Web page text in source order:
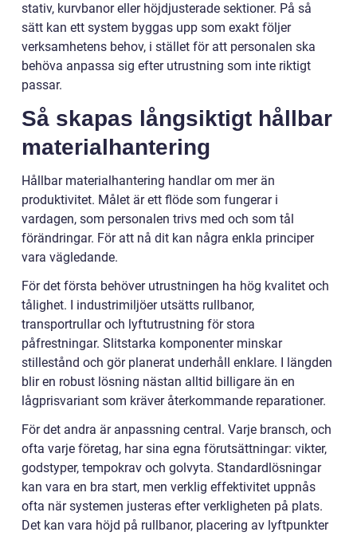
stativ, kurvbanor eller höjdjusterade sektioner. På så
sätt kan ett system byggas upp som exakt följer
verksamhetens behov, i stället för att personalen ska
behöva anpassa sig efter utrustning som inte riktigt
passar.
Så skapas långsiktigt hållbar
materialhantering
Hållbar materialhantering handlar om mer än
produktivitet. Målet är ett flöde som fungerar i
vardagen, som personalen trivs med och som tål
förändringar. För att nå dit kan några enkla principer
vara vägledande.
För det första behöver utrustningen ha hög kvalitet och
tålighet. I industrimiljöer utsätts rullbanor,
transportrullar och lyftutrustning för stora
påfrestningar. Slitstarka komponenter minskar
stillestånd och gör planerat underhåll enklare. I längden
blir en robust lösning nästan alltid billigare än en
lågprisvariant som kräver återkommande reparationer.
För det andra är anpassning central. Varje bransch, och
ofta varje företag, har sina egna förutsättningar: vikter,
godstyper, tempokrav och golvyta. Standardlösningar
kan vara en bra start, men verklig effektivitet uppnås
ofta när systemen justeras efter verkligheten på plats.
Det kan vara höjd på rullbanor, placering av lyftpunkter